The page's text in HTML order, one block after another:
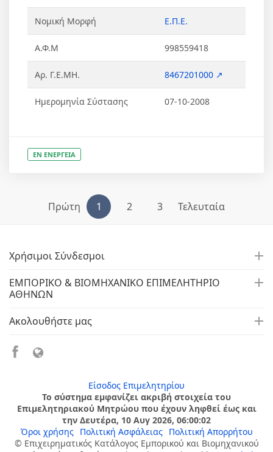
Νομική Μορφή Ε.Π.Ε.
Α.Φ.Μ 998559418
Αρ. Γ.Ε.ΜΗ. 8467201000 ↗
Ημερομηνία Σύστασης 07-10-2008
ΕΝ ΕΝΕΡΓΕΙΑ
Πρώτη 1 2 3 Τελευταία
Χρήσιμοι Σύνδεσμοι
ΕΜΠΟΡΙΚΟ & ΒΙΟΜΗΧΑΝΙΚΟ ΕΠΙΜΕΛΗΤΗΡΙΟ
ΑΘΗΝΩΝ
Ακολουθήστε μας
Είσοδος Επιμελητηρίου
Το σύστημα εμφανίζει ακριβή στοιχεία του
Επιμελητηριακού Μητρώου που έχουν ληφθεί έως και
την Δευτέρα, 10 Αυγ 2026, 06:00:02
Όροι χρήσης
Πολιτική Ασφάλειας
Πολιτική Απορρήτου
© Επιχειρηματικός Κατάλογος Εμπορικού και Βιομηχανικού